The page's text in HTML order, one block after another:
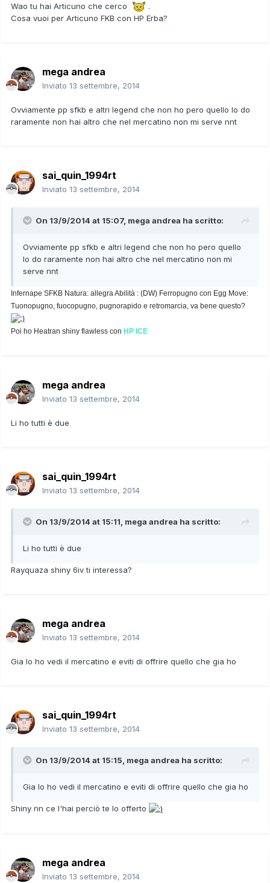
Wao tu hai Articuno che cerco
.
Cosa vuoi per Articuno FKB con HP Erba?
mega andrea
Inviato 13 settembre, 2014
Ovviamente pp sfkb e altri legend che non ho pero quello lo do
raramente non hai altro che nel mercatino non mi serve nnt
sai_quin_1994rt
Inviato 13 settembre, 2014
On 13/9/2014 at 15:07, mega andrea ha scritto:
Ovviamente pp sfkb e altri legend che non ho pero quello
lo do raramente non hai altro che nel mercatino non mi
serve nnt
Infernape SFKB Natura: allegra Abilità : (DW) Ferropugno con Egg Move:
Tuonopugno, fuocopugno, pugnorapido e retromarcia, va bene questo?
Poi ho Heatran shiny flawless con HP ICE
mega andrea
Inviato 13 settembre, 2014
Li ho tutti è due
sai_quin_1994rt
Inviato 13 settembre, 2014
On 13/9/2014 at 15:11, mega andrea ha scritto:
Li ho tutti è due
Rayquaza shiny 6iv ti interessa?
mega andrea
Inviato 13 settembre, 2014
Gia lo ho vedi il mercatino e eviti di offrire quello che gia ho
sai_quin_1994rt
Inviato 13 settembre, 2014
On 13/9/2014 at 15:15, mega andrea ha scritto:
Gia lo ho vedi il mercatino e eviti di offrire quello che gia ho
Shiny nn ce l'hai perciò te lo offerto
mega andrea
Inviato 13 settembre, 2014